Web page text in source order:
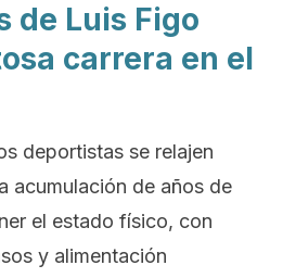
de Luis Figo
carrera en el
deportistas se relajen
acumulación de años de
el estado físico, con
y alimentación